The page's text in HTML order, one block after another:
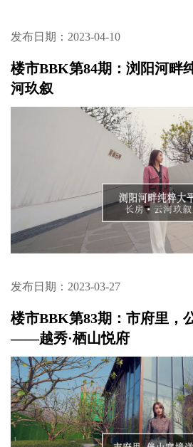
发布日期：2023-04-10
楼市BBK第84期：浏阳河畔
河玖叙
发布日期：2023-03-27
楼市BBK第83期：市府里，
——越秀·栖山悦府